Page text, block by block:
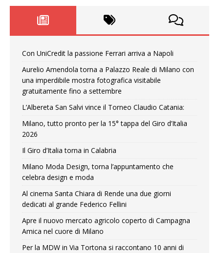
Con UniCredit la passione Ferrari arriva a Napoli
Aurelio Amendola torna a Palazzo Reale di Milano con
una imperdibile mostra fotografica visitabile
gratuitamente fino a settembre
L’Albereta San Salvi vince il Torneo Claudio Catania:
Milano, tutto pronto per la 15° tappa del Giro d’Italia
2026
Il Giro d’Italia torna in Calabria
Milano Moda Design, torna l’appuntamento che
celebra design e moda
Al cinema Santa Chiara di Rende una due giorni
dedicati al grande Federico Fellini
Apre il nuovo mercato agricolo coperto di Campagna
Amica nel cuore di Milano
Per la MDW in Via Tortona si raccontano 10 anni di